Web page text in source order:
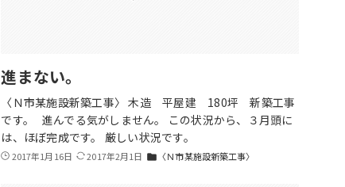
進まない。
〈Ｎ市某施設新築工事〉 木造 平屋建 180坪 新築工事
です。 進んでる気がしません。 この状況から、３月頭に
は、ほぼ完成です。 厳しい状況です。
2017年1月16日 2017年2月1日 folder 〈Ｎ市某施設新築工事〉